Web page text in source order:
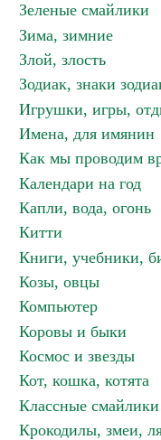
Зеленые смайлики
Зима, зимние
Злой, злость
Зодиак, знаки
Игрушки, игры,
Имена, для имянин
Как мы проводим
Календари на год
Капли, вода, огонь
Китти
Книги, учебники,
Козы, овцы
Компьютер
Коровы и быки
Космос и звезды
Кот, кошка, котята
Классные смайлики
Крокодилы, змеи,